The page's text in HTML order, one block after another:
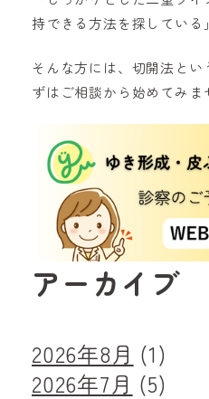
持できる方法を探している」
そんな方には、切開法と
ずはご相談から始めてみま
アーカイブ
2026年8月 (1)
2026年7月 (5)